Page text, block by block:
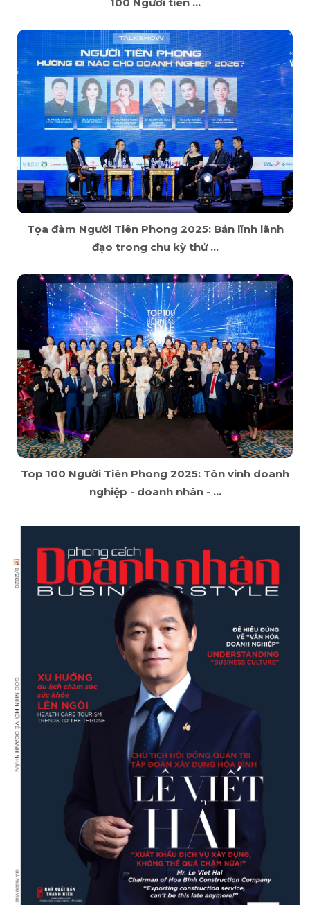
Tọa đàm Người Tiên Phong 2025: Bản lĩnh lãnh
đạo trong chu kỳ thử ...
Top 100 Người Tiên Phong 2025: Tôn vinh doanh
nghiệp - doanh nhân - ...